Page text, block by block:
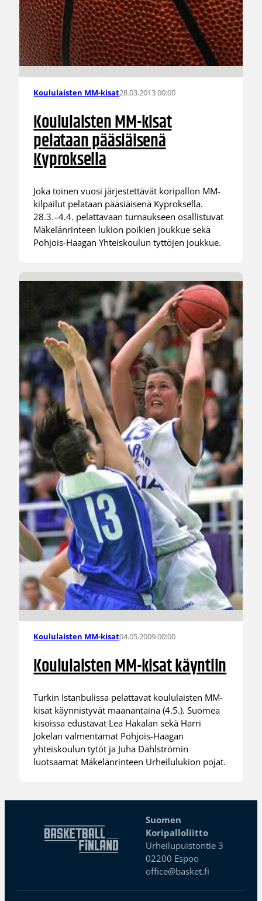
Koululaisten MM-kisat28.03.2013 00:00
Koululaisten MM-kisat
pelataan pääsiäisenä
Kyproksella
Joka toinen vuosi järjestettävät koripallon MM-
kilpailut pelataan pääsiäisenä Kyproksella.
28.3.–4.4. pelattavaan turnaukseen osallistuvat
Mäkelänrinteen lukion poikien joukkue sekä
Pohjois-Haagan Yhteiskoulun tyttöjen joukkue.
Koululaisten MM-kisat04.05.2009 00:00
Koululaisten MM-kisat käyntiin
Turkin Istanbulissa pelattavat koululaisten MM-
kisat käynnistyvät maanantaina (4.5.). Suomea
kisoissa edustavat Lea Hakalan sekä Harri
Jokelan valmentamat Pohjois-Haagan
yhteiskoulun tytöt ja Juha Dahlströmin
luotsaamat Mäkelänrinteen Urheilulukion pojat.
Suomen
Koripalloliitto
Urheilupuistontie 3
02200 Espoo
office@basket.fi